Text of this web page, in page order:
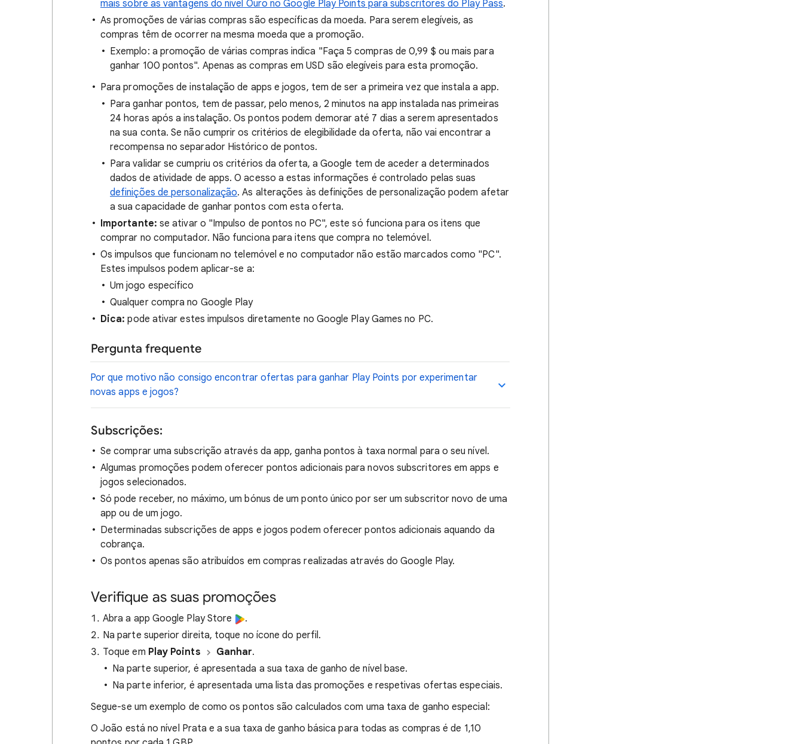
mais sobre as vantagens do nível Ouro no Google Play Points para subscritores do Play Pass.
As promoções de várias compras são específicas da moeda. Para serem elegíveis, as
compras têm de ocorrer na mesma moeda que a promoção.
Exemplo: a promoção de várias compras indica "Faça 5 compras de 0,99 $ ou mais para
ganhar 100 pontos". Apenas as compras em USD são elegíveis para esta promoção.
Para promoções de instalação de apps e jogos, tem de ser a primeira vez que instala a app.
Para ganhar pontos, tem de passar, pelo menos, 2 minutos na app instalada nas primeiras
24 horas após a instalação. Os pontos podem demorar até 7 dias a serem apresentados
na sua conta. Se não cumprir os critérios de elegibilidade da oferta, não vai encontrar a
recompensa no separador Histórico de pontos.
Para validar se cumpriu os critérios da oferta, a Google tem de aceder a determinados
dados de atividade de apps. O acesso a estas informações é controlado pelas suas
definições de personalização. As alterações às definições de personalização podem afetar
a sua capacidade de ganhar pontos com esta oferta.
Importante: se ativar o "Impulso de pontos no PC", este só funciona para os itens que
comprar no computador. Não funciona para itens que compra no telemóvel.
Os impulsos que funcionam no telemóvel e no computador não estão marcados como "PC".
Estes impulsos podem aplicar-se a:
Um jogo específico
Qualquer compra no Google Play
Dica: pode ativar estes impulsos diretamente no Google Play Games no PC.
Pergunta frequente
Por que motivo não consigo encontrar ofertas para ganhar Play Points por experimentar
novas apps e jogos?
Subscrições:
Se comprar uma subscrição através da app, ganha pontos à taxa normal para o seu nível.
Algumas promoções podem oferecer pontos adicionais para novos subscritores em apps e
jogos selecionados.
Só pode receber, no máximo, um bónus de um ponto único por ser um subscritor novo de uma
app ou de um jogo.
Determinadas subscrições de apps e jogos podem oferecer pontos adicionais aquando da
cobrança.
Os pontos apenas são atribuídos em compras realizadas através do Google Play.
Verifique as suas promoções
Abra a app Google Play Store
.
Na parte superior direita, toque no ícone do perfil.
Toque em Play Points Ganhar.
Na parte superior, é apresentada a sua taxa de ganho de nível base.
Na parte inferior, é apresentada uma lista das promoções e respetivas ofertas especiais.
Segue-se um exemplo de como os pontos são calculados com uma taxa de ganho especial:
O João está no nível Prata e a sua taxa de ganho básica para todas as compras é de 1,10